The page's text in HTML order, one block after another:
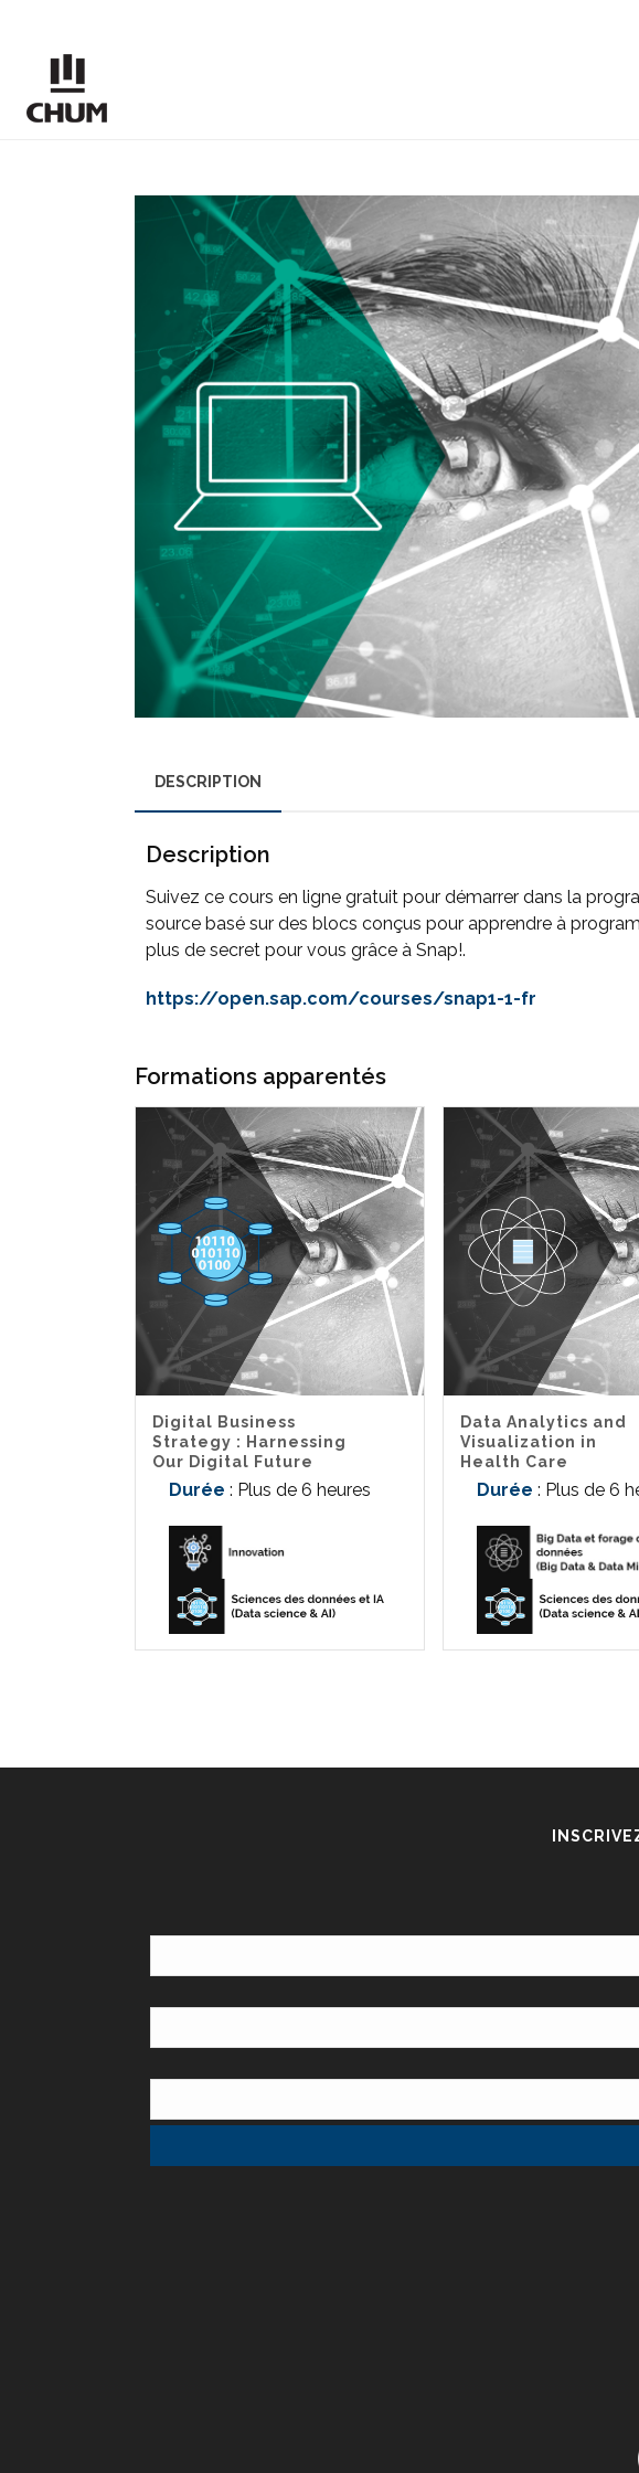
DESCRIPTION
Description
Suivez ce cours en ligne gratuit pour démarrer dans la
source basé sur des blocs conçus pour apprendre à
plus de secret pour vous grâce à Snap!.
https://open.sap.com/courses/snap1-1-fr
Formations apparentés
Digital Business
Strategy : Harnessing
Our Digital Future
Durée : Plus de 6 heures
Data Analytics and
Visualization in
Health Care
Durée : Plus de 6